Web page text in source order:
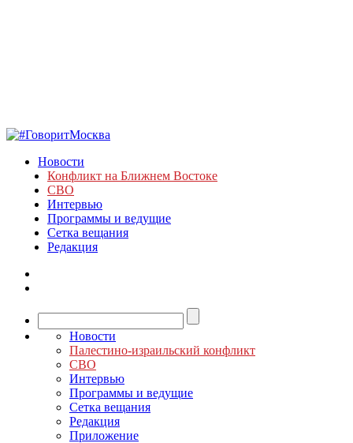
Новости
Конфликт на Ближнем Востоке
СВО
Интервью
Программы и ведущие
Сетка вещания
Редакция
Новости
Палестино-израильский конфликт
СВО
Интервью
Программы и ведущие
Сетка вещания
Редакция
Приложение